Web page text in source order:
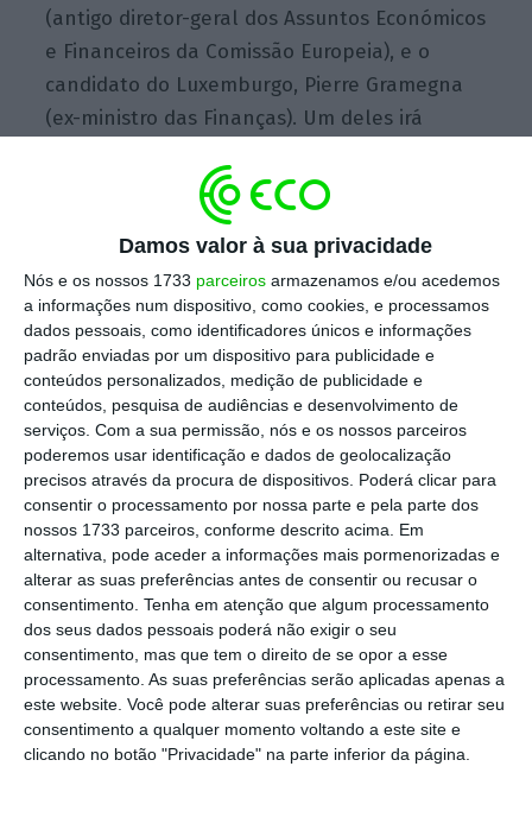
Damos valor à sua privacidade
Nós e os nossos 1733 parceiros armazenamos e/ou acedemos
a informações num dispositivo, como cookies, e processamos
dados pessoais, como identificadores únicos e informações
padrão enviadas por um dispositivo para publicidade e
conteúdos personalizados, medição de publicidade e
conteúdos, pesquisa de audiências e desenvolvimento de
serviços. Com a sua permissão, nós e os nossos parceiros
poderemos usar identificação e dados de geolocalização
precisos através da procura de dispositivos. Poderá clicar para
consentir o processamento por nossa parte e pela parte dos
nossos 1733 parceiros, conforme descrito acima. Em
alternativa, pode aceder a informações mais pormenorizadas e
alterar as suas preferências antes de consentir ou recusar o
consentimento. Tenha em atenção que algum processamento
dos seus dados pessoais poderá não exigir o seu
consentimento, mas que tem o direito de se opor a esse
processamento. As suas preferências serão aplicadas apenas a
este website. Você pode alterar suas preferências ou retirar seu
consentimento a qualquer momento voltando a este site e
clicando no botão "Privacidade" na parte inferior da página.
(antigo diretor-geral dos Assuntos Económicos
e Financeiros da Comissão Europeia), e o
candidato do Luxemburgo, Pierre Gramegna
(ex-ministro das Finanças). Um deles irá
durante dois mandatos à frente do MEE.
Leão e mais dois candidatos mantêm-se na corrida
ao ESM
Ler Mais
“Creio que confirmou aquilo que já sabíamos à
partida, que é o prestígio de João Leão dentro
do Eurogrupo, aliás partilhado com os outros
candidatos de alta qualidade“, começou por
dizer Medina, assinalando que houve um
“reconhecimento especial” relativamente a
Leão. O ministro das Finanças diz que o
português é um dos dois candidatos que está
na fase final, ficando implícito que o italiano
Buti, o menos votado na segunda ronda, não
tem hipóteses. Ou seja, será entre Leão e